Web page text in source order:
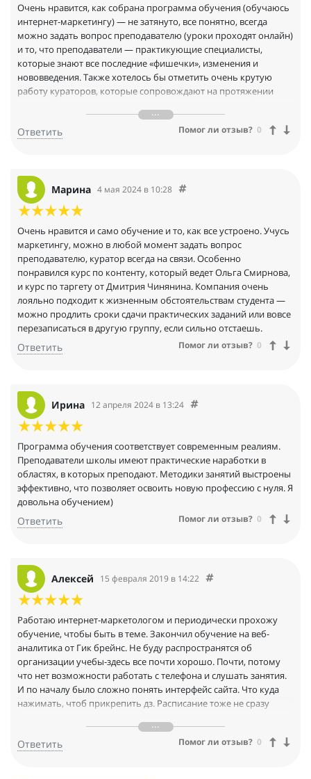
Очень нравится, как собрана программа обучения (обучаюсь
интернет-маркетингу) — не затянуто, все понятно, всегда
можно задать вопрос преподавателю (уроки проходят онлайн)
и то, что преподаватели — практикующие специалисты,
которые знают все последние «фишечки», изменения и
нововведения. Также хотелось бы отметить очень крутую
работу кураторов, которые сопровождают на протяжении
Очень быстро отвечает техническая поддержка — удобный
чат с саппортом прямо на сайте.
Ответить Помог ли отзыв? 0
Марина 4 мая 2024 в 10:28
Очень нравится и само обучение и то, как все устроено. Учусь
маркетингу, можно в любой момент задать вопрос
преподавателю, куратор всегда на связи. Особенно
понравился курс по контенту, который ведет Ольга Смирнова,
и курс по таргету от Дмитрия Чинянина. Компания очень
лояльно подходит к жизненным обстоятельствам студента —
можно продлить сроки сдачи практических заданий или вовсе
перезаписаться в другую группу, если сильно отстаешь.
Ответить Помог ли отзыв? 0
Ирина 12 апреля 2024 в 13:24
Программа обучения соответствует современным реалиям.
Преподаватели школы имеют практические наработки в
областях, в которых преподают. Методики занятий выстроены
эффективно, что позволяет освоить новую профессию с нуля. Я
довольна обучением)
Ответить Помог ли отзыв? 0
Алексей 15 февраля 2019 в 14:22
Работаю интернет-маркетологом и периодически прохожу
обучение, чтобы быть в теме. Закончил обучение на веб-
аналитика от Гик брейнс. Не буду распространятся об
организации учебы-здесь все почти хорошо. Почти, потому
что нет возможности работать с телефона и слушать занятия.
И по началу было сложно понять интерфейс сайта. Что куда
нажимать, чтоб прикрепить дз. Расписание тоже не сразу
доволен больше, чем от организации. Много работы с
аналитиками, usability-исследования, стала лучше понятна
Ответить Помог ли отзыв? 0